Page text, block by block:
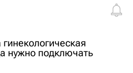
нужно подключать